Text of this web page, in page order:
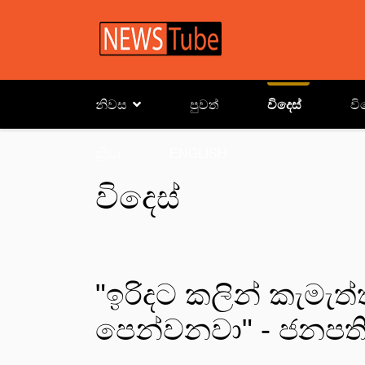
නිවස පුවත් විදෙස්
විදෙස්
"ඉරිදට කලින්
පෙන්වනවා" - ජනපති